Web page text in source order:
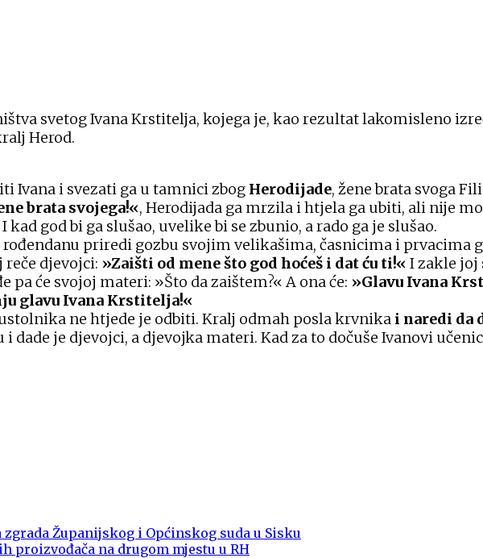
svetog Ivana Krstitelja, kojega je, kao rezultat lakomisleno
Herod.
Ivana i svezati ga u tamnici zbog Herodijade, žene brata svoga
brata svojega!«, Herodijada ga mrzila i htjela ga ubiti, ali nije
god bi ga slušao, uvelike bi se zbunio, a rado ga je slušao.
rođendanu priredi gozbu svojim velikašima, časnicima i prvacima
reče djevojci: »Zaišti od mene što god hoćeš i dat ću ti!« I zakle joj
će svojoj materi: »Što da zaištem?« A ona će: »Glavu Ivana
glavu Ivana Krstitelja!«
ne htjede je odbiti. Kralj odmah posla krvnika i naredi da
dade je djevojci, a djevojka materi. Kad za to dočuše Ivanovi
zgrada Županijskog i Općinskog suda u Sisku
proizvođača na drugom mjestu u RH